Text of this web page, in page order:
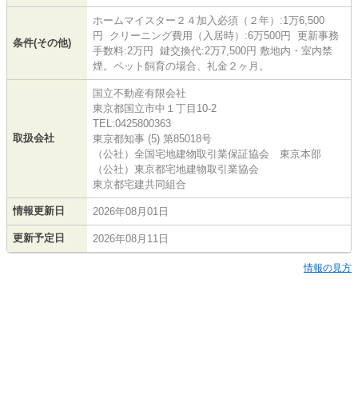
条件(その他)
ホームマイスター２４加入必須（２年）:1万6,500
円 クリーニング費用（入居時）:6万500円 更新事務
手数料:2万円 鍵交換代:2万7,500円 敷地内・室内禁
煙。ペット飼育の場合、礼金２ヶ月。
取扱会社
国立不動産有限会社
東京都国立市中１丁目10-2
TEL:0425800363
東京都知事 (5) 第85018号
（公社）全国宅地建物取引業保証協会 東京本部
（公社）東京都宅地建物取引業協会
東京都宅建共同組合
情報更新日 2026年08月01日
更新予定日 2026年08月11日
情報の見方